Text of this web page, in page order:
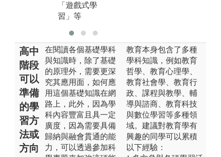
「遊戲式學
習」等
高中
階段
可以
準備
的學
習方
法或
方向
在閱讀各個基礎學科
與知識時，除了基礎
的原理外，需要更深
究其應用面，如何應
用這個基礎知識在網
路上，此外，因為學
科內容豐富且具一定
廣度，因為需要具備
歸納與融會貫通的能
力，可以透過參加科
教育本身包含了多種
學科知識，例如教育
哲學、教育心理學、
教育社會學、教育行
政、課程與教學、輔
導與諮商、教育科技
與數位學習等多種領
域。建議對教育學有
興趣的同學可以累積
以下經驗：